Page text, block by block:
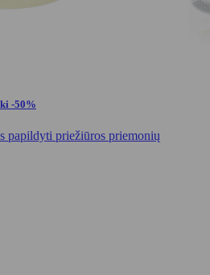
-50%
papildyti priežiūros priemonių